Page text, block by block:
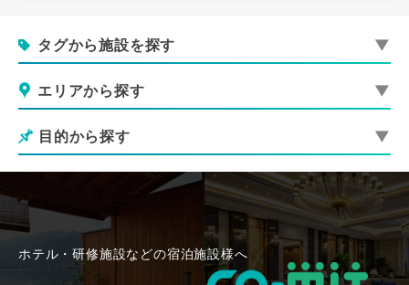
タグから施設を探す
エリアから探す
目的から探す
ホテル・研修施設などの宿泊施設様へ